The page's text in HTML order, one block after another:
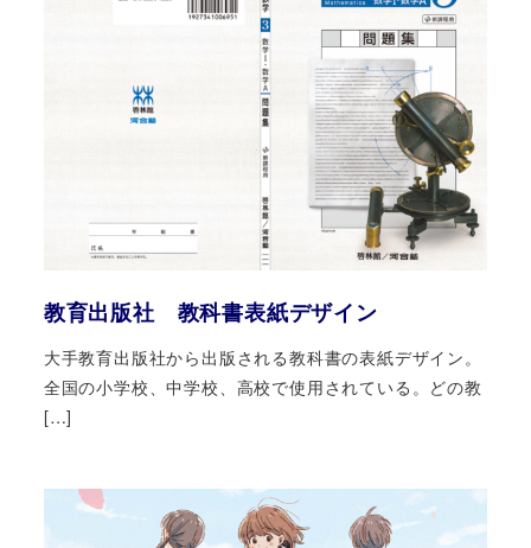
教育出版社 教科書表紙デザイン
大手教育出版社から出版される教科書の表紙デザイン。
全国の小学校、中学校、高校で使用されている。どの教
[…]